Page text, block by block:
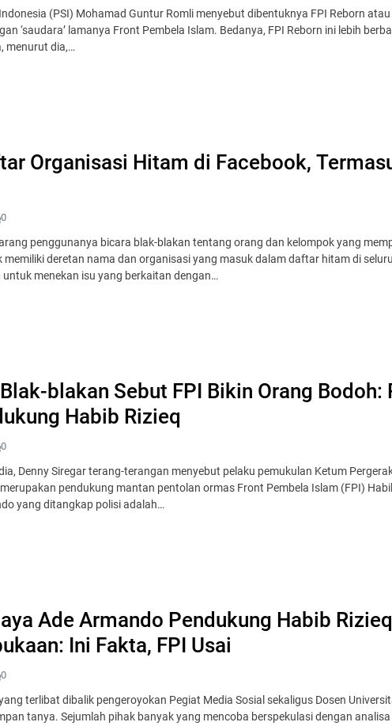
(PSI) Mohamad Guntur Romli menyebut dibentuknya FPI Reborn
‘saudara’ lamanya Front Pembela Islam. Bedanya, FPI Reborn ini lebih
menurut dia,…
Organisasi Hitam di Facebook,
0
penggunanya bicara blak-blakan tentang orang dan kelompok yang
memiliki deretan nama dan organisasi yang masuk dalam daftar hitam di
menekan isu yang berkaitan dengan…
blakan Sebut FPI Bikin Orang Bodoh:
Habib Rizieq
0
Denny Siregar terang-terangan menyebut pelaku pemukulan Ketum
pendukung mantan pentolan ormas Front Pembela Islam (FPI)
yang ditangkap polisi adalah…
Ade Armando Pendukung Habib
Ini Fakta, FPI Usai
0
terlibat dibalik pengeroyokan Pegiat Media Sosial sekaligus Dosen
tanya. Sejumlah pihak banyak yang mencoba berspekulasi dengan